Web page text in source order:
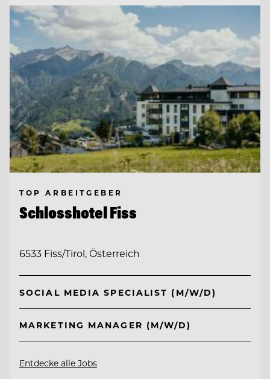
TOP ARBEITGEBER
Schlosshotel Fiss
6533 Fiss/Tirol, Österreich
SOCIAL MEDIA SPECIALIST (M/W/D)
MARKETING MANAGER (M/W/D)
Entdecke alle Jobs